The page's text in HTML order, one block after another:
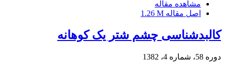
مشاهده مقاله
اصل مقاله 1.26 M
کالبدشناسی چشم شتر یک کوهانه
دوره 58، شماره 4، 1382